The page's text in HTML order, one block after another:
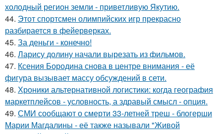
холодный регион земли - приветливую Якутию.
44. Этот спортсмен олимпийских игр прекрасно
разбирается в фейерверках.
45. За деньги - конечно!
46. Ларису долину начали вырезать из фильмов.
47. Ксения Бородина снова в центре внимания - её
фигура вызывает массу обсуждений в сети.
48. Хроники альтернативной логистики: когда география
маркетплейсов - условность, а здравый смысл - опция.
49. СМИ сообщают о смерти 33-летней треш - блогерши
Марии Магдалины - её также называли "Живой